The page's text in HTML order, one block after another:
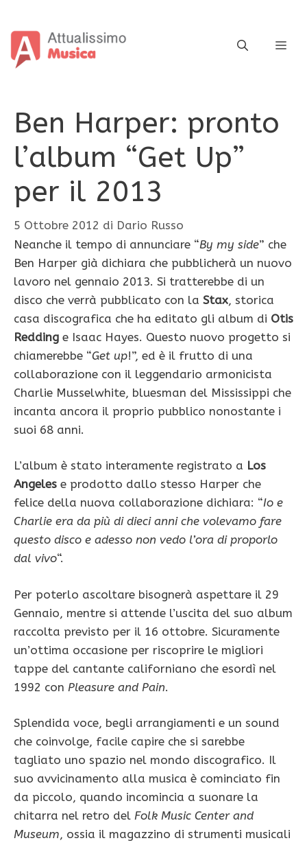
contenuto
Ben Harper: pronto
l’album “Get Up”
per il 2013
5 Ottobre 2012 di Dario Russo
Neanche il tempo di annunciare “By my side” che
Ben Harper già dichiara che pubblicherà un nuovo
lavoro nel gennaio 2013. Si tratterebbe di un
disco che verrà pubblicato con la Stax, storica
casa discografica che ha editato gli album di Otis
Redding e Isaac Hayes. Questo nuovo progetto si
chiamerebbe “Get up!”, ed è il frutto di una
collaborazione con il leggendario armonicista
Charlie Musselwhite, bluesman del Mississippi che
incanta ancora il proprio pubblico nonostante i
suoi 68 anni.
L’album è stato interamente registrato a Los
Angeles e prodotto dallo stesso Harper che
felice della nuova collaborazione dichiara: “Io e
Charlie era da più di dieci anni che volevamo fare
questo disco e adesso non vedo l’ora di proporlo
dal vivo“.
Per poterlo ascoltare bisognerà aspettare il 29
Gennaio, mentre si attende l’uscita del suo album
raccolta previsto per il 16 ottobre. Sicuramente
un’ottima occasione per riscoprire le migliori
tappe del cantante californiano che esordì nel
1992 con Pleasure and Pain.
Splendida voce, begli arrangiamenti e un sound
che coinvolge, facile capire che si sarebbe
tagliato uno spazio nel mondo discografico. Il
suo avvicinamento alla musica è cominciato fin
da piccolo, quando incomincia a suonare la
chitarra nel retro del Folk Music Center and
Museum, ossia il magazzino di strumenti musicali